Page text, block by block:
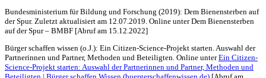
Bundesministerium für Bildung und Forschung (2019): Dem Bienensterben auf
der Spur. Zuletzt aktualisiert am 12.07.2019. Online unter Dem Bienensterben
auf der Spur – BMBF [Abruf am 15.12.2022]
Bürger schaffen wissen (o.J.): Ein Citizen-Science-Projekt starten. Auswahl der
Partnerinnen und Partner, Methoden und Beteiligten. Online unterEin Citizen-
Science-Projekt starten: Auswahl der Partnerinnen und Partner, Methoden und